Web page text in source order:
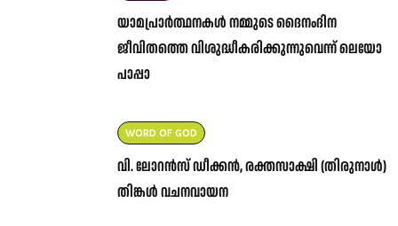
യാമപ്രാർത്ഥനകൾ നമ്മുടെ ദൈനംദിന
ജീവിതത്തെ വിശുദ്ധീകരിക്കുന്നുവെന്ന് ലെയോ
പാപ്പാ
WORD OF GOD
വി. ലോറൻസ് ഡീക്കൻ, രക്തസാക്ഷി (തിരുനാൾ)
തിങ്കൾ വചനവായന